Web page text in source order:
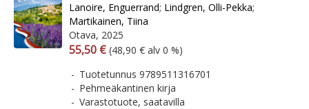
Lanoire, Enguerrand; Lindgren, Olli-Pekka;
Martikainen, Tiina
Otava, 2025
Arvonlisäverollinen hinta
55,50 € Arvonlisäveroton hinta
(48,90 € alv 0 %)
Tuotetunnus 9789511316701
Pehmeäkantinen kirja
Varastotuote, saatavilla